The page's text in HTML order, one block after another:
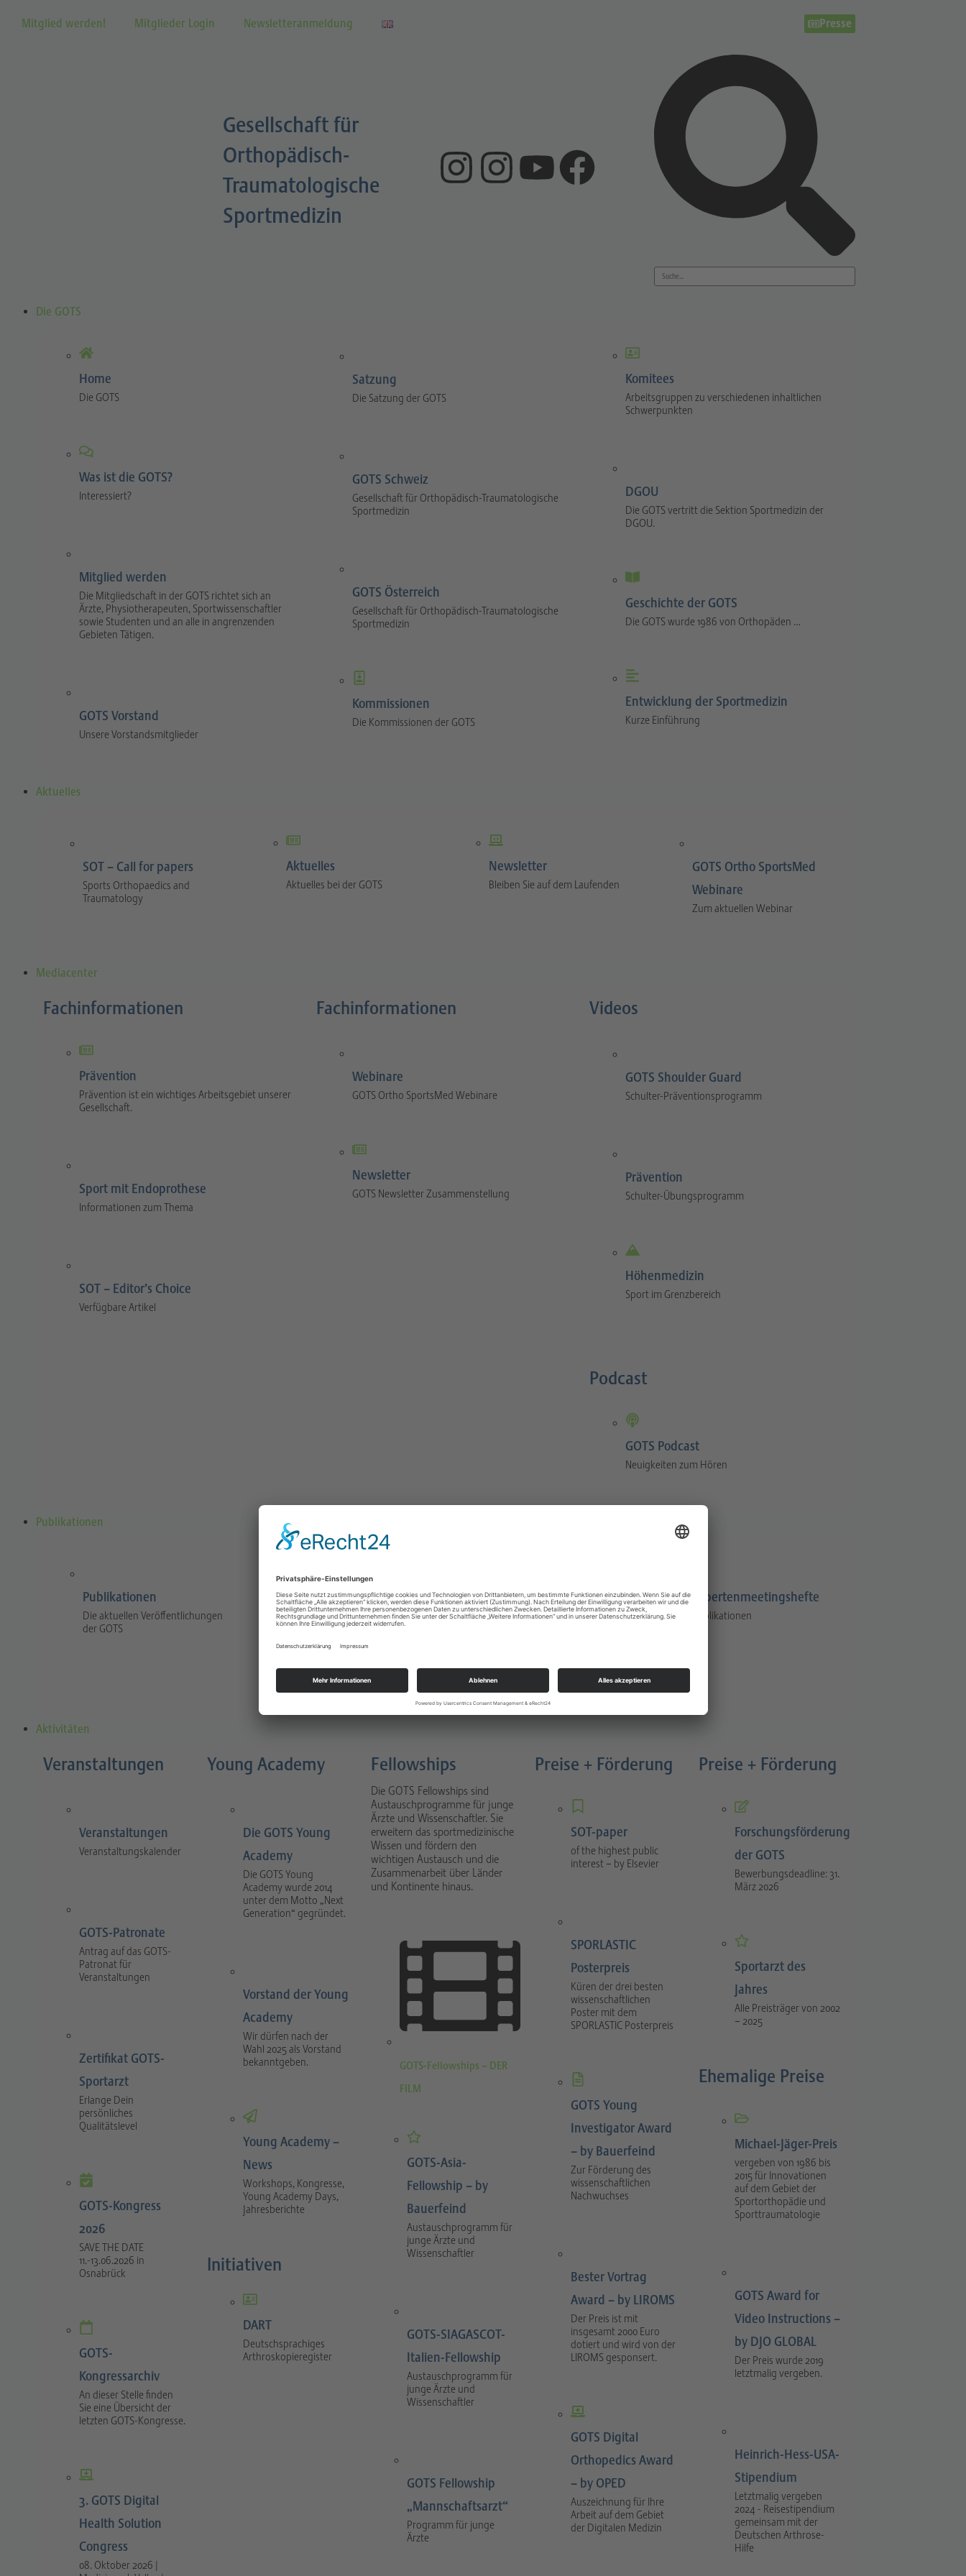
Mitglied werden! Mitglieder Login Newsletteranmeldung Presse
Gesellschaft für
Orthopädisch-
Traumatologische
Sportmedizin
Die GOTS
Home
Die GOTS
Was ist die GOTS?
Interessiert?
Mitglied werden
Die Mitgliedschaft in der GOTS richtet sich an
Ärzte, Physiotherapeuten, Sportwissenschaftler
sowie Studenten und an alle in angrenzenden
Gebieten Tätigen.
GOTS Vorstand
Unsere Vorstandsmitglieder
Satzung
Die Satzung der GOTS
GOTS Schweiz
Gesellschaft für Orthopädisch-Traumatologische
Sportmedizin
GOTS Österreich
Gesellschaft für Orthopädisch-Traumatologische
Sportmedizin
Kommissionen
Die Kommissionen der GOTS
Komitees
Arbeitsgruppen zu verschiedenen inhaltlichen
Schwerpunkten
DGOU
Die GOTS vertritt die Sektion Sportmedizin der
DGOU.
Geschichte der GOTS
Die GOTS wurde 1986 von Orthopäden …
Entwicklung der Sportmedizin
Kurze Einführung
Aktuelles
SOT – Call for papers
Sports Orthopaedics and
Traumatology
Aktuelles
Aktuelles bei der GOTS
Newsletter
Bleiben Sie auf dem Laufenden
GOTS Ortho SportsMed
Webinare
Zum aktuellen Webinar
Mediacenter
Fachinformationen
Prävention
Prävention ist ein wichtiges Arbeitsgebiet unserer
Gesellschaft.
Sport mit Endoprothese
Informationen zum Thema
SOT – Editor’s Choice
Verfügbare Artikel
Fachinformationen
Webinare
GOTS Ortho SportsMed Webinare
Newsletter
GOTS Newsletter Zusammenstellung
Videos
GOTS Shoulder Guard
Schulter-Präventionsprogramm
Prävention
Schulter-Übungsprogramm
Höhenmedizin
Sport im Grenzbereich
Podcast
GOTS Podcast
Neuigkeiten zum Hören
Publikationen
Publikationen
Die aktuellen Veröffentlichungen
der GOTS
Sports Orthopaedics and
Traumatology
and practical sport orthopaedics
GOTS-Manual
Sportverletzungen
Expertenmeetingshefte
Publikationen
Aktivitäten
Veranstaltungen
Veranstaltungen
Veranstaltungskalender
GOTS-Patronate
Antrag auf das GOTS-
Patronat für
Veranstaltungen
Zertifikat GOTS-
Sportarzt
Erlange Dein
persönliches
Qualitätslevel
GOTS-Kongress
2026
SAVE THE DATE
11.-13.06.2026 in
Osnabrück
GOTS-
Kongressarchiv
An dieser Stelle finden
Sie eine Übersicht der
letzten GOTS-Kongresse.
3. GOTS Digital
Health Solution
Congress
08. Oktober 2026 |
Young Academy
Die GOTS Young
Academy
Die GOTS Young
Academy wurde 2014
unter dem Motto „Next
Generation“ gegründet.
Vorstand der Young
Academy
Wir dürfen nach der
Wahl 2025 als Vorstand
bekanntgeben.
Young Academy –
News
Workshops, Kongresse,
Young Academy Days,
Jahresberichte
Initiativen
DART
Deutschsprachiges
Arthroskopieregister
Fellowships
Die GOTS Fellowships sind
Austauschprogramme für junge
Ärzte und Wissenschaftler. Sie
erweitern das sportmedizinische
Wissen und fördern den
wichtigen Austausch und die
Zusammenarbeit über Länder
und Kontinente hinaus.
GOTS-Fellowships – DER
FILM
GOTS-Asia-
Fellowship – by
Bauerfeind
Austauschprogramm für
junge Ärzte und
Wissenschaftler
GOTS-SIAGASCOT-
Italien-Fellowship
Austauschprogramm für
junge Ärzte und
Wissenschaftler
GOTS Fellowship
„Mannschaftsarzt“
Programm für junge
Ärzte
Preise + Förderung
SOT-paper
of the highest public
interest – by Elsevier
SPORLASTIC
Posterpreis
Küren der drei besten
wissenschaftlichen
Poster mit dem
SPORLASTIC Posterpreis
GOTS Young
Investigator Award
– by Bauerfeind
Zur Förderung des
wissenschaftlichen
Nachwuchses
Bester Vortrag
Award – by LIROMS
Der Preis ist mit
insgesamt 2000 Euro
dotiert und wird von der
LIROMS gesponsert.
GOTS Digital
Orthopedics Award
– by OPED
Auszeichnung für Ihre
Arbeit auf dem Gebiet
der Digitalen Medizin
Preise + Förderung
Forschungsförderung
der GOTS
Bewerbungsdeadline: 31.
März 2026
Sportarzt des
Jahres
Alle Preisträger von 2002
– 2025
Ehemalige Preise
Michael-Jäger-Preis
vergeben von 1986 bis
2015 für Innovationen
auf dem Gebiet der
Sportorthopädie und
Sporttraumatologie
GOTS Award for
Video Instructions –
by DJO GLOBAL
Der Preis wurde 2019
letztmalig vergeben.
Heinrich-Hess-USA-
Stipendium
Letztmalig vergeben
2024 - Reisestipendium
gemeinsam mit der
Deutschen Arthrose-
Hilfe